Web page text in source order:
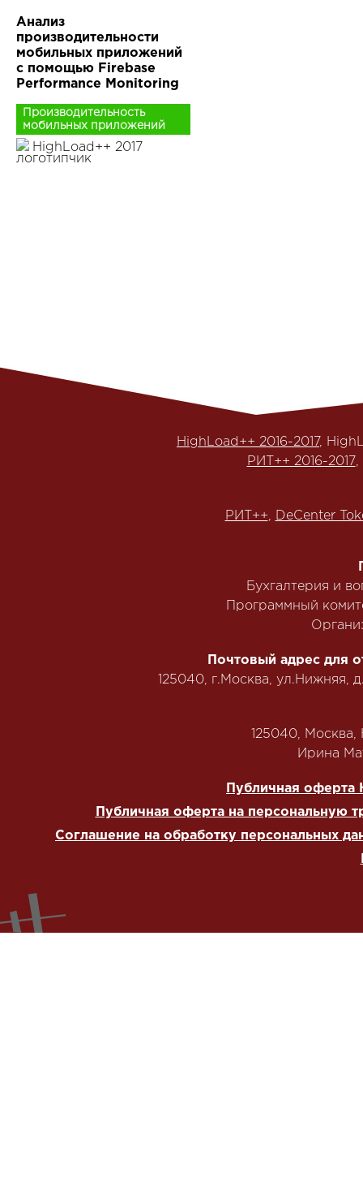
Анализ
производительности
мобильных приложений
с помощью Firebase
Performance Monitoring
Производительность
мобильных приложений
HighLoad++ 2017
HighLoad++ 2016-2017,
РИТ++ 2016-2017,
РИТ++, DeCenter
Бухгалтерия и
Программный
Почтовый адрес для
125040, г.Москва, ул.Нижняя,
125040,
‭Ирина
Публичная оферта
Публичная оферта на персональную
Соглашение на обработку персональных